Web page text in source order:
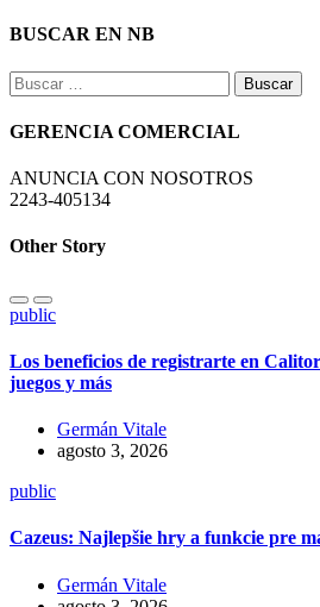
BUSCAR EN NB
Buscar:
GERENCIA COMERCIAL
ANUNCIA CON NOSOTROS
2243-405134
Other Story
public
Los beneficios de registrarte en
juegos y más
Germán Vitale
agosto 3, 2026
public
Cazeus: Najlepšie hry a funkcie pre
Germán Vitale